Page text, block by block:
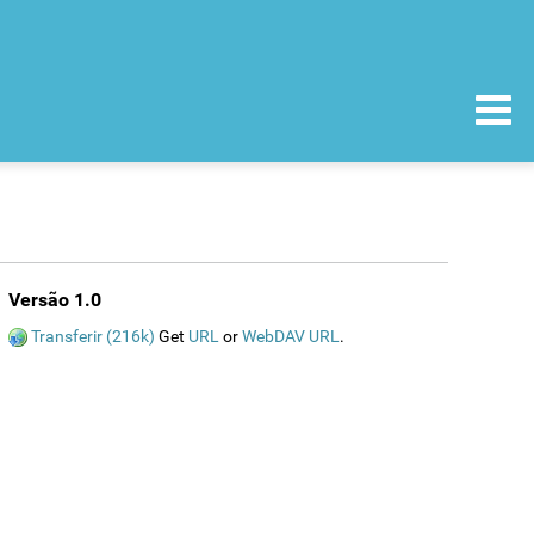
Versão 1.0
Transferir (216k) Get URL orWebDAV URL .